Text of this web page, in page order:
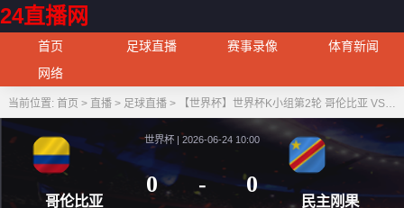
24直播网
首页 足球直播 赛事录像
体育新闻
网络
当前位置: 首页 > 直播> 足球直播> 【世界杯】世界杯K小组第2轮 哥伦比亚 VS 民主刚果
世界杯 | 2026-06-24 10:00